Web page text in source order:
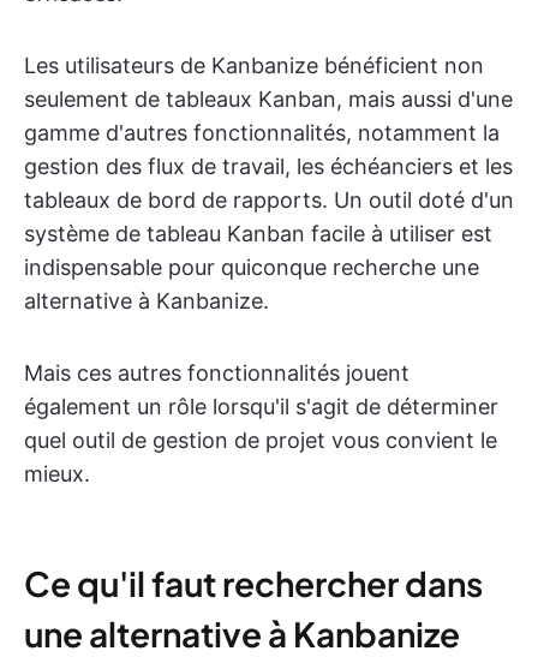
Les utilisateurs de Kanbanize bénéficient non
seulement de tableaux Kanban, mais aussi d'une
gamme d'autres fonctionnalités, notamment la
gestion des flux de travail, les échéanciers et les
tableaux de bord de rapports. Un outil doté d'un
système de tableau Kanban facile à utiliser est
indispensable pour quiconque recherche une
alternative à Kanbanize.
Mais ces autres fonctionnalités jouent
également un rôle lorsqu'il s'agit de déterminer
quel outil de gestion de projet vous convient le
mieux.
Ce qu'il faut rechercher dans
une alternative à Kanbanize